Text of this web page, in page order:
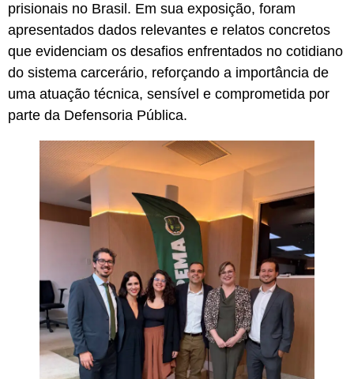
prisionais no Brasil. Em sua exposição, foram
apresentados dados relevantes e relatos concretos
que evidenciam os desafios enfrentados no cotidiano
do sistema carcerário, reforçando a importância de
uma atuação técnica, sensível e comprometida por
parte da Defensoria Pública.